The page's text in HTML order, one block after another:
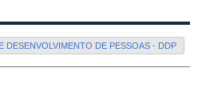
DESENVOLVIMENTO DE PESSOAS - DDP